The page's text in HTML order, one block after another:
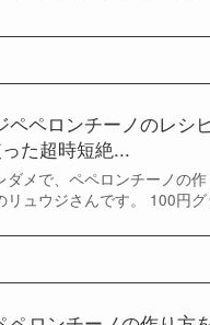
ペペロンチーノのレシ
た超時短絶...
メで、ペペロンチーノの
リュウジさんです。 100円